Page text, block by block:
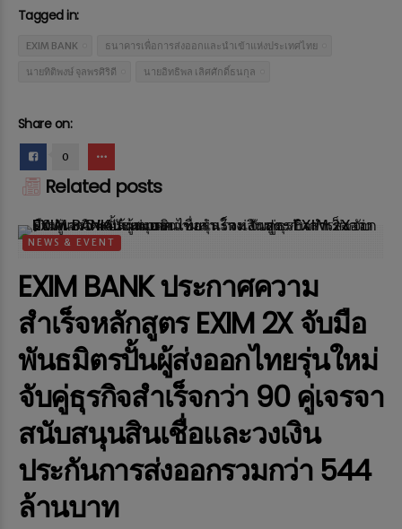
Tagged in:
EXIM BANK ธนาคารเพื่อการส่งออกและนำเข้าแห่งประเทศไทย
นายทิติพงษ์ จุลพรศิริดี นายอิทธิพล เลิศศักดิ์ธนกุล
Share on:
0
Related posts
NEWS & EVENT
EXIM BANK ประกาศความ
สำเร็จหลักสูตร EXIM 2X จับมือ
พันธมิตรปั้นผู้ส่งออกไทยรุ่นใหม่
จับคู่ธุรกิจสำเร็จกว่า 90 คู่เจรจา
สนับสนุนสินเชื่อและวงเงิน
ประกันการส่งออกรวมกว่า 544
ล้านบาท